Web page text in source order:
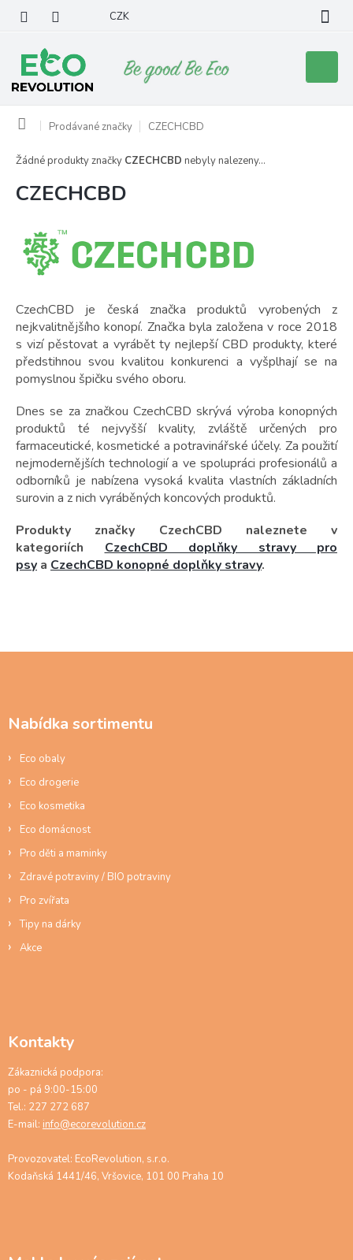
obsah
CZK
košík
Domů Prodávané značky CZECHCBD
CZECHCBD
CzechCBD je česká značka produktů vyrobených z
nejkvalitnějšího konopí. Značka byla založena v roce 2018
s vizí pěstovat a vyrábět ty nejlepší CBD produkty, které
předstihnou svou kvalitou konkurenci a vyšplhají se na
pomyslnou špičku svého oboru.
Dnes se za značkou CzechCBD skrývá výroba konopných
produktů té nejvyšší kvality, zvláště určených pro
farmaceutické, kosmetické a potravinářské účely. Za použití
nejmodernějších technologií a ve spolupráci profesionálů a
odborníků je nabízena vysoká kvalita vlastních základních
surovin a z nich vyráběných koncových produktů.
Produkty značky CzechCBD naleznete v
kategoriíchCzechCBD doplňky stravy pro
psy a CzechCBD konopné doplňky stravy.
Žádné produkty značky CZECHCBD nebyly nalezeny...
Nabídka sortimentu
Eco obaly
Eco drogerie
Eco kosmetika
Eco domácnost
Pro děti a maminky
Zdravé potraviny / BIO potraviny
Pro zvířata
Tipy na dárky
Akce
Kontakty
Zákaznická podpora:
po - pá 9:00-15:00
Tel.: 227 272 687
E-mail: info@ecorevolution.cz
Provozovatel: EcoRevolution, s.r.o.
Kodaňská 1441/46, Vršovice, 101 00 Praha 10